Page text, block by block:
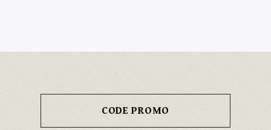
CODE PROMO